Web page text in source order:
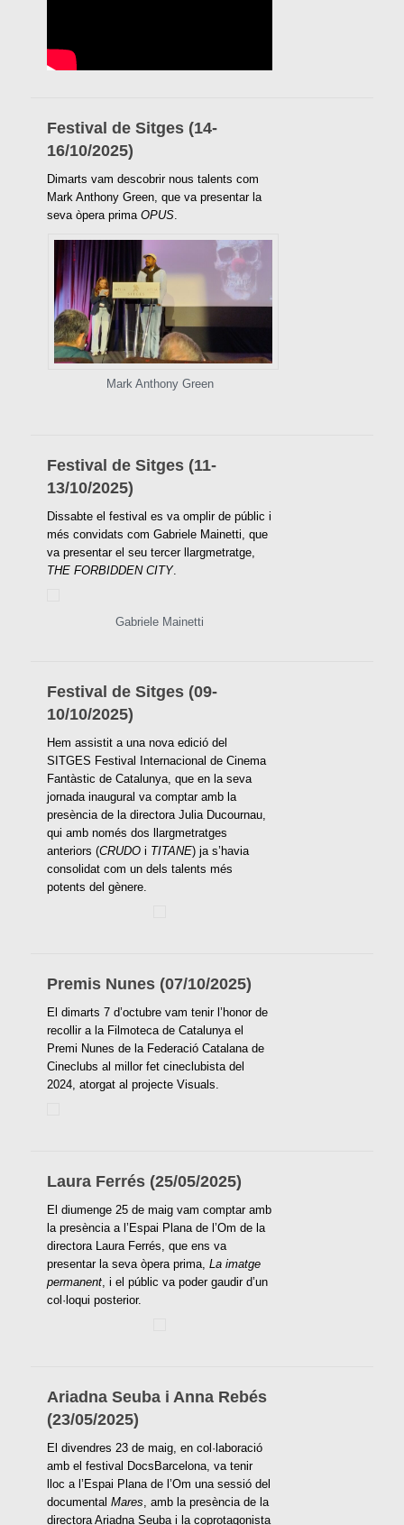
Festival de Sitges (14-
16/10/2025)
Dimarts vam descobrir nous talents com
Mark Anthony Green, que va presentar la
seva òpera primaOPUS
Mark Anthony Green
Festival de Sitges (11-
13/10/2025)
Dissabte el festival es va omplir de públic i
més convidats com Gabriele Mainetti, que
va presentar el seu tercer llargmetratge,
THE FORBIDDEN CITY.
Gabriele Mainetti
Festival de Sitges (09-
10/10/2025)
Hem assistit a una nova edició del
SITGES Festival Internacional de Cinema
Fantàstic de Catalunya, que en la seva
jornada inaugural va comptar amb la
presència de la directora Julia Ducournau,
qui amb només dos llargmetratges
anteriors (CRUDOi TITANE) ja s’havia
consolidat com un dels talents més
potents del gènere.
Premis Nunes (07/10/2025)
El dimarts 7 d’octubre vam tenir l’honor de
recollir a la Filmoteca de Catalunya el
Premi Nunes de la Federació Catalana de
Cineclubs al millor fet cineclubista del
2024, atorgat al projecte Visuals.
Laura Ferrés (25/05/2025)
El diumenge 25 de maig vam comptar amb
la presència a l’Espai Plana de l’Om de la
directora Laura Ferrés, que ens va
presentar la seva òpera prima,La imatge
permanent , i el públic va poder gaudir d’un
col·loqui posterior.
Ariadna Seuba i Anna Rebés
(23/05/2025)
El divendres 23 de maig, en col·laboració
amb el festival DocsBarcelona, va tenir
lloc a l’Espai Plana de l’Om una sessió del
documentalMares , amb la presència de la
directora Ariadna Seuba i la coprotagonista